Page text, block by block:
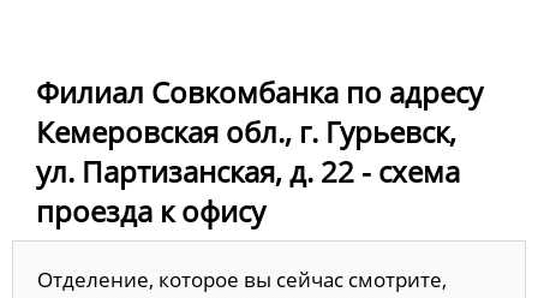
Филиал Совкомбанка по адресу
Кемеровская обл., г. Гурьевск,
ул. Партизанская, д. 22 - схема
проезда к офису
Отделение, которое вы сейчас смотрите,